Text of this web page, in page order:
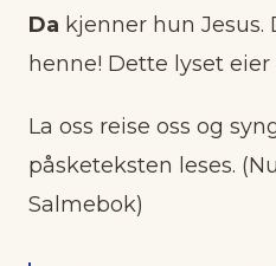
Da kjenner hun Jesus.
henne! Dette lyset eier
La oss reise oss og
påsketeksten leses.
Salmebok)